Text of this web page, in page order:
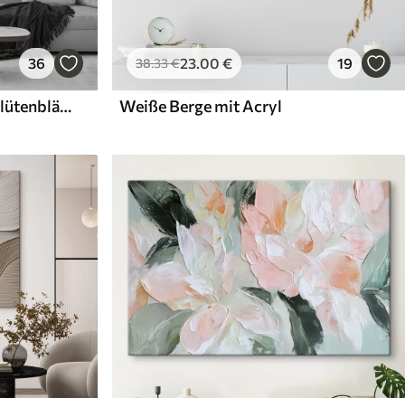
36
Weiße Blüten mit zarten Blütenblättern, angeordnet in einem wunderschönen Blumenmuster vor einem hellen Hintergrund
38.33€23.00 € 19
Weiße Berge mit Acryl